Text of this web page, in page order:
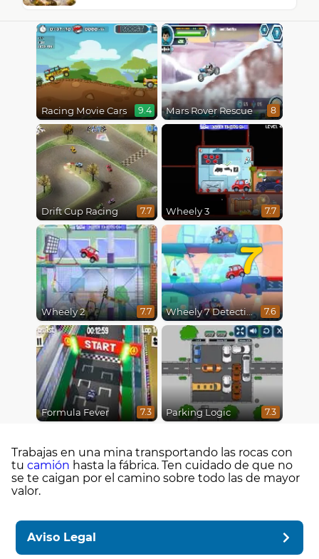
Racing Movie Cars 9.4 Mars Rover Rescue 8
Drift Cup Racing 7.7 Wheely 3 7.7
Wheely 2 7.7
7
Wheely 7 Detective 7.6
Formula Fever 7.3 Parking Logic 7.3
Trabajas en una mina transportando las rocas con
tu camión hasta la fábrica. Ten cuidado de que no
se te caigan por el camino sobre todo las de mayor
valor.
Aviso Legal